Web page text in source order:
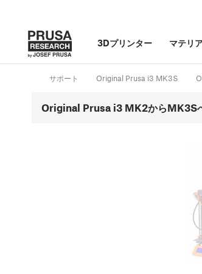
3Dプリンター マテリ
サポート Original Prusa i3 MK3S
Original Prusa i3 MK2からMK3S